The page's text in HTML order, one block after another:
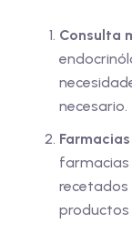
Consulta
necesario.
farmacias
recetados
productos